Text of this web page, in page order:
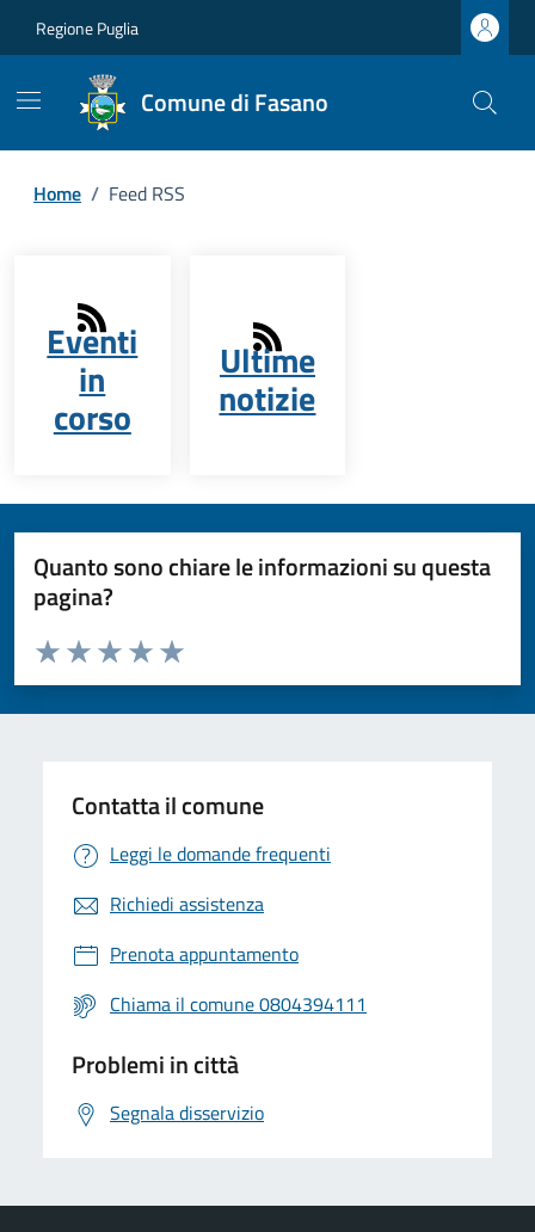
Regione Puglia
Comune di Fasano
Home / Feed RSS
Eventi
in
corso
Ultime
notizie
Quanto sono chiare le informazioni su questa
pagina?
Valuta da 1 a 5 stelle la pagina
Valuta 5 stelle su 5
Valuta 4 stelle su 5
Valuta 3 stelle su 5
Valuta 2 stelle su 5
Valuta 1 stelle su 5
Contatta il comune
Leggi le domande frequenti
Richiedi assistenza
Prenota appuntamento
Chiama il comune 0804394111
Problemi in città
Segnala disservizio